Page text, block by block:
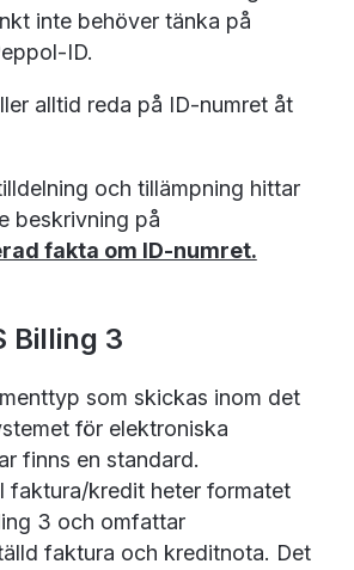
inte behöver tänka på
ID.
alltid reda på ID-numret åt
och tillämpning hittar
beskrivning på
fakta om ID-numret.
Billing 3
som skickas inom det
för elektroniska
finns en standard.
faktura/kredit heter formatet
3 och omfattar
faktura och kreditnota. Det